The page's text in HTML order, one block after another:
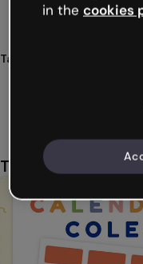
Tags
También te
in the cookies